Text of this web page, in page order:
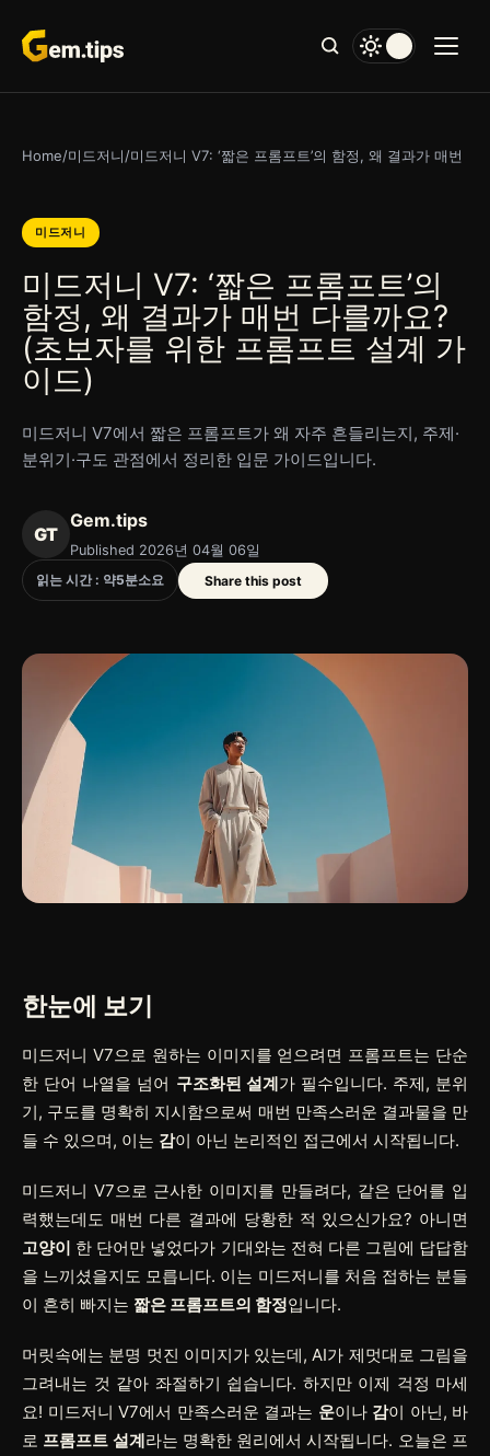
문
로
뛰
Home/미드저니/미드저니 V7: ‘짧은 프롬프트’의 함정, 왜 결과가 매번
미드저니
미드저니 V7: ‘짧은 프롬프트’의
함정, 왜 결과가 매번 다를까요?
(초보자를 위한 프롬프트 설계 가
이드)
미드저니 V7에서 짧은 프롬프트가 왜 자주 흔들리는지, 주제·
분위기·구도 관점에서 정리한 입문 가이드입니다.
GT
Gem.tips
Published 2026년 04월 06일
읽는 시간 : 약5분소요 Share this post
한눈에 보기
미드저니 V7으로 원하는 이미지를 얻으려면 프롬프트는 단순
한 단어 나열을 넘어 구조화된 설계가 필수입니다. 주제, 분위
기, 구도를 명확히 지시함으로써 매번 만족스러운 결과물을 만
들 수 있으며, 이는 감이 아닌 논리적인 접근에서 시작됩니다.
미드저니 V7으로 근사한 이미지를 만들려다, 같은 단어를 입
력했는데도 매번 다른 결과에 당황한 적 있으신가요? 아니면
고양이 한 단어만 넣었다가 기대와는 전혀 다른 그림에 답답함
을 느끼셨을지도 모릅니다. 이는 미드저니를 처음 접하는 분들
이 흔히 빠지는 짧은 프롬프트의 함정입니다.
머릿속에는 분명 멋진 이미지가 있는데, AI가 제멋대로 그림을
그려내는 것 같아 좌절하기 쉽습니다. 하지만 이제 걱정 마세
요! 미드저니 V7에서 만족스러운 결과는 운이나 감이 아닌, 바
로 프롬프트 설계라는 명확한 원리에서 시작됩니다. 오늘은 프